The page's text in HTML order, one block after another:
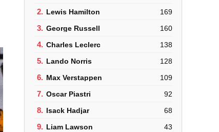
2. Lewis Hamilton 169
3. George Russell 160
4. Charles Leclerc 138
5. Lando Norris 128
6. Max Verstappen 109
7. Oscar Piastri 92
8. Isack Hadjar 68
9. Liam Lawson 43